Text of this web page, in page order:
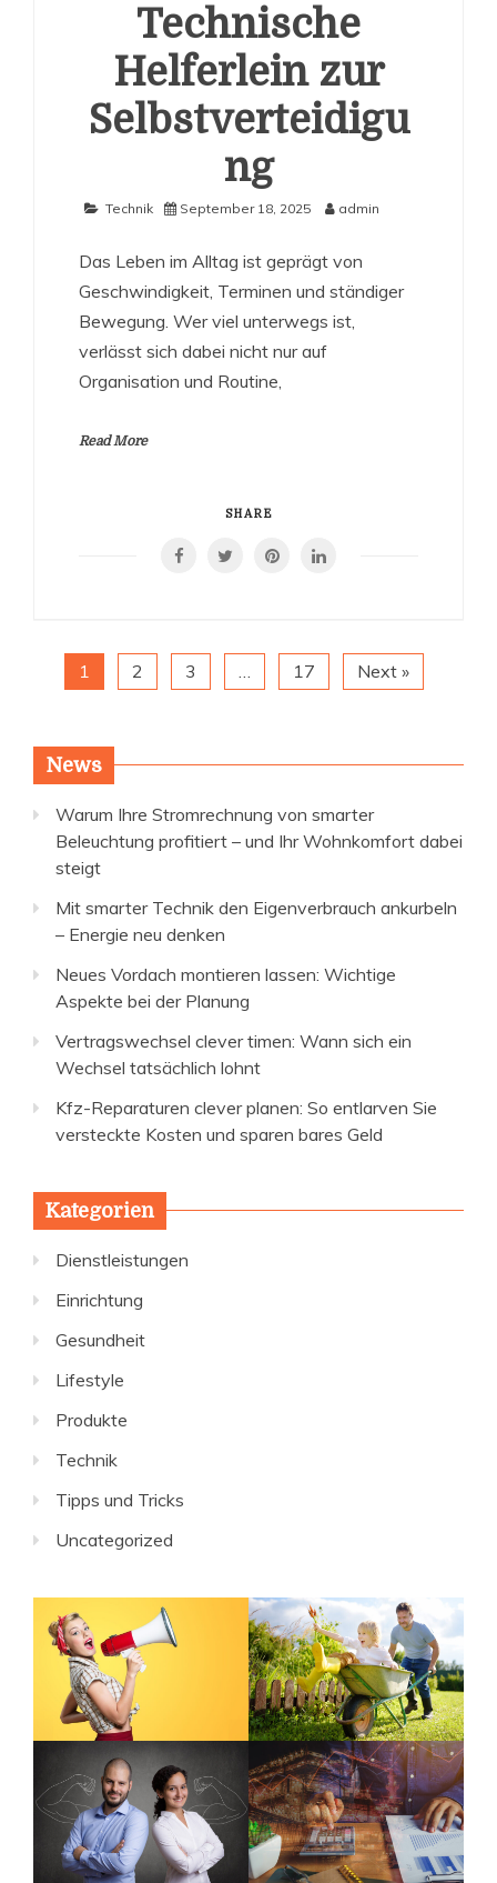
Technische
Helferlein zur
Selbstverteidigu
ng
Technik September 18, 2025 admin
Das Leben im Alltag ist geprägt von
Geschwindigkeit, Terminen und ständiger
Bewegung. Wer viel unterwegs ist,
verlässt sich dabei nicht nur auf
Organisation und Routine,
Read More
SHARE
1 2 3 17 Next »
News
Warum Ihre Stromrechnung von smarter
Beleuchtung profitiert – und Ihr Wohnkomfort dabei
steigt
Mit smarter Technik den Eigenverbrauch ankurbeln
– Energie neu denken
Neues Vordach montieren lassen: Wichtige
Aspekte bei der Planung
Vertragswechsel clever timen: Wann sich ein
Wechsel tatsächlich lohnt
Kfz-Reparaturen clever planen: So entlarven Sie
versteckte Kosten und sparen bares Geld
Kategorien
Dienstleistungen
Einrichtung
Gesundheit
Lifestyle
Produkte
Technik
Tipps und Tricks
Uncategorized